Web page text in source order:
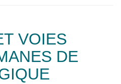
VOIES
DE